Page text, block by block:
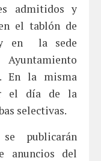
admitidos y
el tablón de
y en la sede
En la misma
el día de la
selectivas.
publicarán
anuncios del